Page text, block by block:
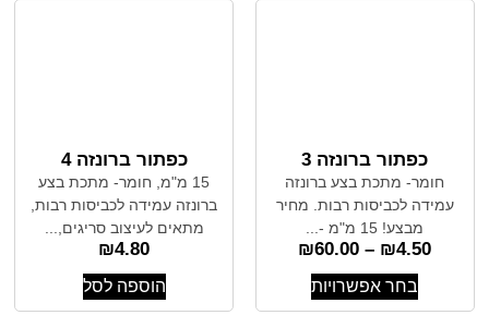
כפתור ברונזה 3
חומר- מתכת בצע ברונזה
עמידה לכביסות רבות. מחיר
מבצע! 15 מ"מ -...
₪4.50
–
₪60.00
בחר אפשרויות
כפתור ברונזה 4
15 מ"מ, חומר- מתכת בצע
ברונזה עמידה לכביסות רבות,
מתאים לעיצוב סריגים,...
₪4.80
הוספה לסל